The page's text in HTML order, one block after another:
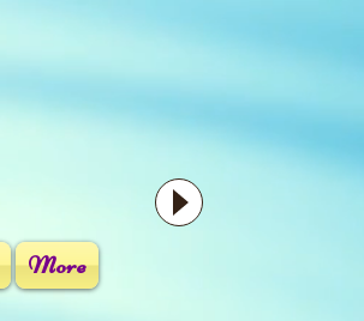
More